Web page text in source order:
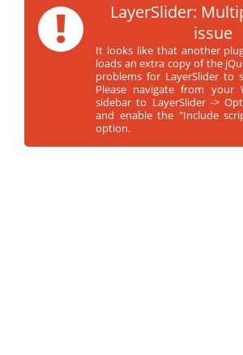
!
LayerSlider:
issue
It looks like that another
loads an extra copy of the
problems for LayerSlider to
Please navigate from your
sidebar to LayerSlider ->
and enable the "Include
option.